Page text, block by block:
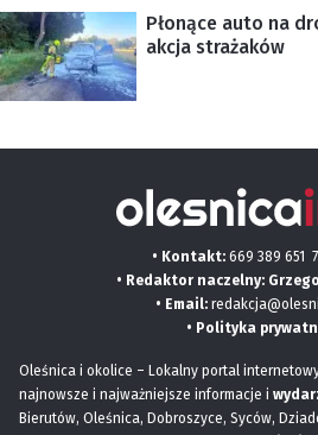
Płonące auto na
akcja strażaków
• Kontakt: 669 389 651
• Redaktor naczelny:
• Email:
• Polityka
Oleśnica i okolice – Lokalny portal
najnowsze i najważniejsze informacje i
Bierutów, Oleśnica, Dobroszyce, Syców,